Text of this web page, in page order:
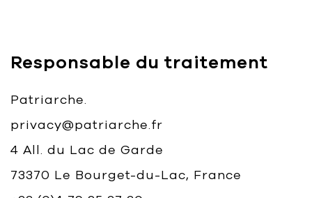
Responsable du traitement
Patriarche.
privacy@patriarche.fr
4 All. du Lac de Garde
73370 Le Bourget-du-Lac, France